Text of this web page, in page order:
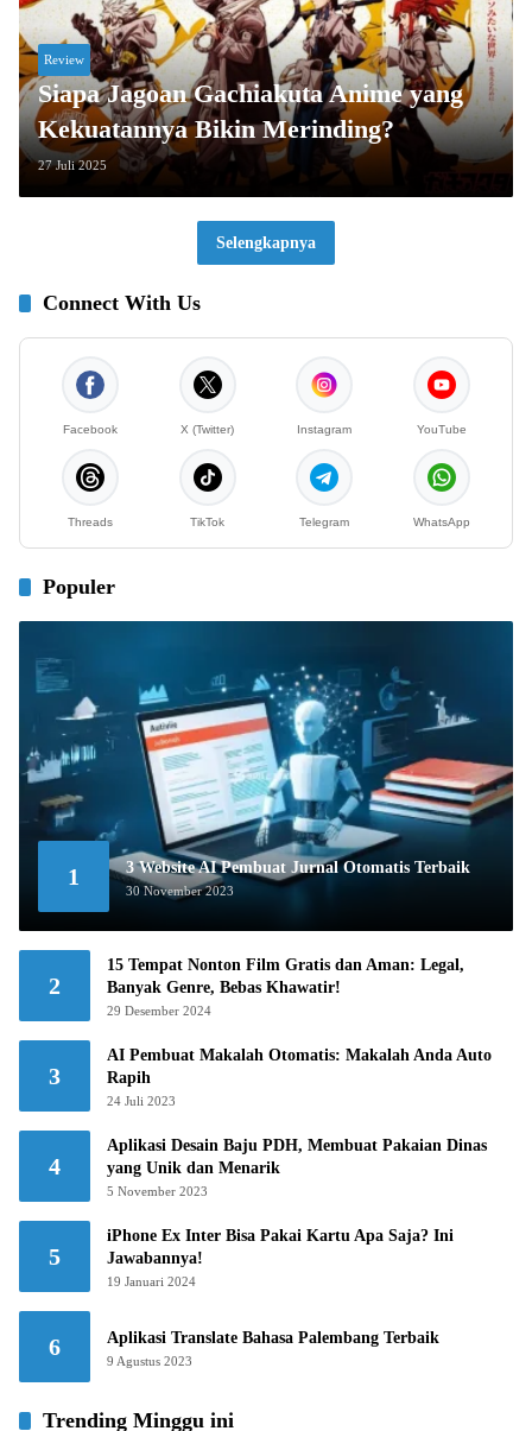
Review
Siapa Jagoan Gachiakuta Anime yang
Kekuatannya Bikin Merinding?
27 Juli 2025
Selengkapnya
Connect With Us
Facebook X (Twitter) Instagram YouTube
Threads TikTok Telegram WhatsApp
Populer
1 3 Website AI Pembuat Jurnal Otomatis Terbaik
30 November 2023
2
15 Tempat Nonton Film Gratis dan Aman: Legal,
Banyak Genre, Bebas Khawatir!
29 Desember 2024
3
AI Pembuat Makalah Otomatis: Makalah Anda Auto
Rapih
24 Juli 2023
4
Aplikasi Desain Baju PDH, Membuat Pakaian Dinas
yang Unik dan Menarik
5 November 2023
5
iPhone Ex Inter Bisa Pakai Kartu Apa Saja? Ini
Jawabannya!
19 Januari 2024
6 Aplikasi Translate Bahasa Palembang Terbaik
9 Agustus 2023
Trending Minggu ini